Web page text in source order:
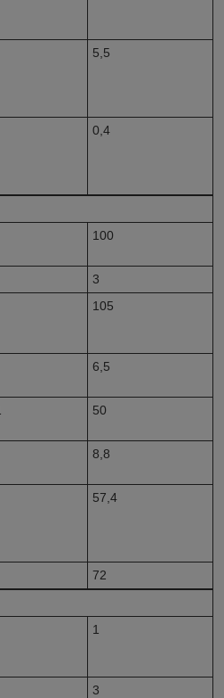
5,5
0,4
100
3
105
6,5
50
8,8
57,4
72
1
3